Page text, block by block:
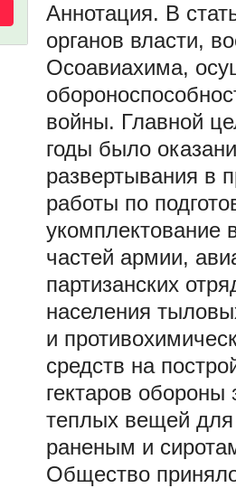
В
органов власти,
Осоавиахима,
войны. Главной
годы было
развертывания в
работы по
укомплектование
частей армии,
партизанских
населения
и
средств на
гектаров
теплых вещей
раненым и
Общество